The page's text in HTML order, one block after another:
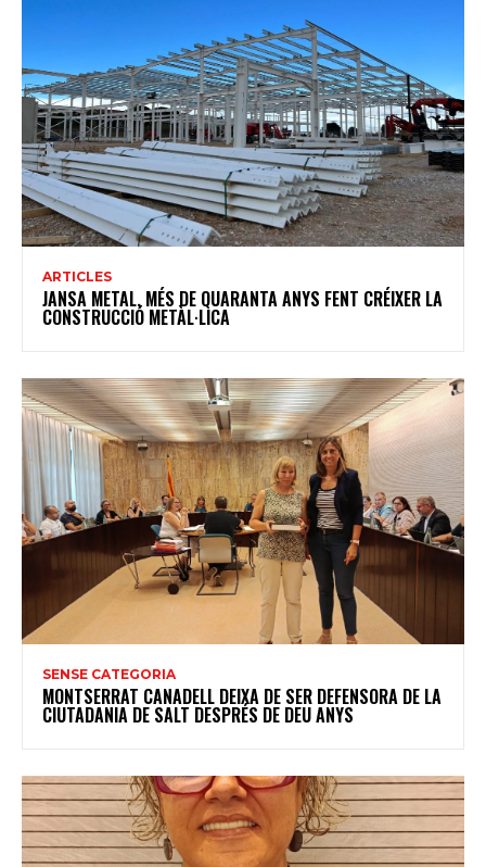
ARTICLES
JANSA METAL, MÉS DE QUARANTA ANYS FENT CRÉIXER LA
CONSTRUCCIÓ METÀL·LICA
SENSE CATEGORIA
MONTSERRAT CANADELL DEIXA DE SER DEFENSORA DE LA
CIUTADANIA DE SALT DESPRÉS DE DEU ANYS